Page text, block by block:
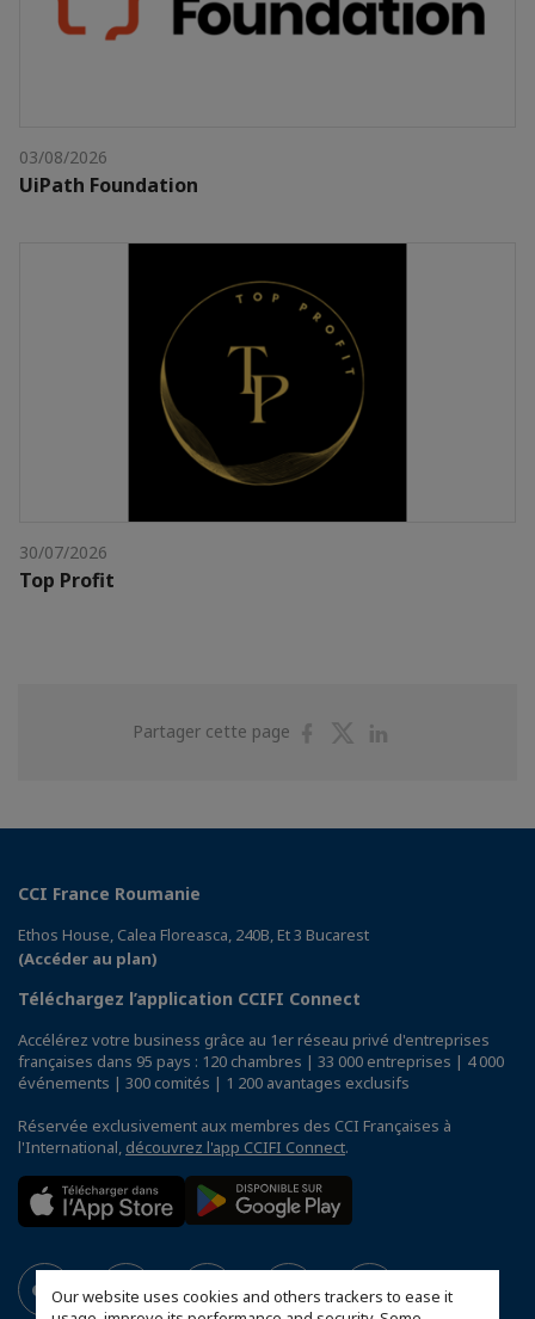
Our website uses cookies and others trackers to ease it
03/08/2026
UiPath Foundation
30/07/2026
Top Profit
Partager cette page
PartagerPartager
CCI France Roumanie
Ethos House, Calea Floreasca, 240B, Et 3 Bucarest
(Accéder au plan)
Téléchargez l’application CCIFI Connect
Accélérez votre business grâce au 1er réseau privé d'entreprises
françaises dans 95 pays : 120 chambres | 33 000 entreprises | 4 000
événements | 300 comités | 1 200 avantages exclusifs
Réservée exclusivement aux membres des CCI Françaises à
l'International, découvrez l'app CCIFI Connect.